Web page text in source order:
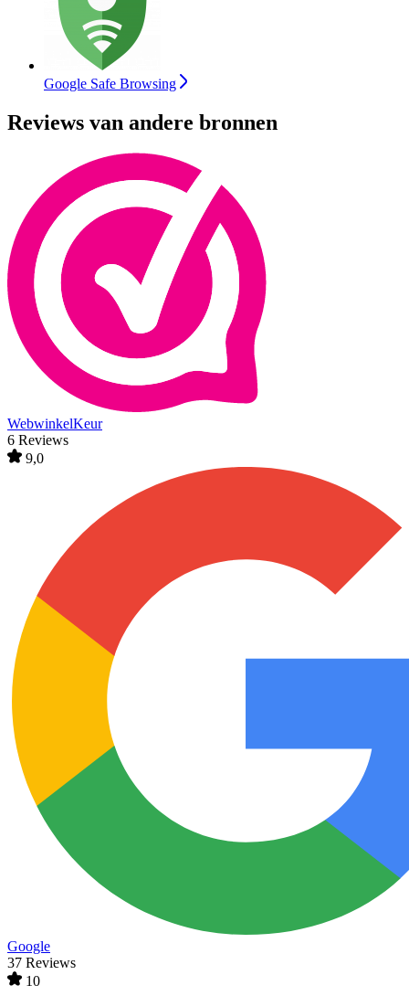
Google Safe Browsing
Reviews van andere bronnen
WebwinkelKeur
6 Reviews
9,0
Google
37 Reviews
10